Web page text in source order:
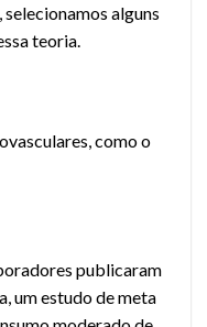
alguns
teoria.
como o
publicaram
um estudo de meta